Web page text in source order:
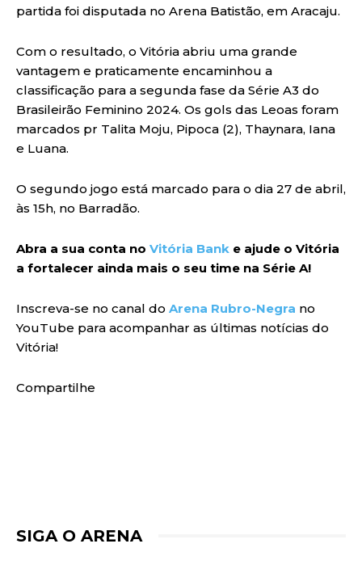
partida foi disputada no Arena Batistão, em Aracaju.
Com o resultado, o Vitória abriu uma grande
vantagem e praticamente encaminhou a
classificação para a segunda fase da Série A3 do
Brasileirão Feminino 2024. Os gols das Leoas foram
marcados pr Talita Moju, Pipoca (2), Thaynara, Iana
e Luana.
O segundo jogo está marcado para o dia 27 de abril,
às 15h, no Barradão.
Abra a sua conta no Vitória Bank e ajude o Vitória
a fortalecer ainda mais o seu time na Série A!
Inscreva-se no canal do Arena Rubro-Negra no
YouTube para acompanhar as últimas notícias do
Vitória!
Compartilhe
SIGA O ARENA